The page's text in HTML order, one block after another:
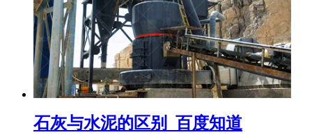
石灰与水泥的区别_百度知道